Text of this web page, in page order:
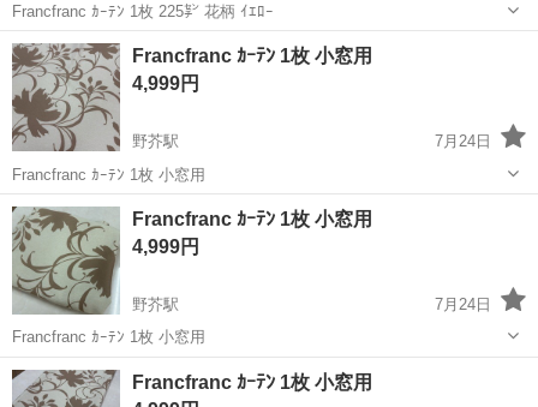
Francfranc ｶｰﾃﾝ 1枚 225㌢ 花柄 ｲｴﾛｰ
福岡 福岡市 カーテン、ブラインド
Francfranc ｶｰﾃﾝ 1枚 小窓用
4,999円
野芥駅
7月24日
Francfranc ｶｰﾃﾝ 1枚 小窓用
福岡 福岡市 カーテン、ブラインド
Francfranc ｶｰﾃﾝ 1枚 小窓用
4,999円
野芥駅
7月24日
Francfranc ｶｰﾃﾝ 1枚 小窓用
福岡 福岡市 カーテン、ブラインド
Francfranc ｶｰﾃﾝ 1枚 小窓用